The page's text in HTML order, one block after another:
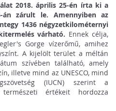
2018. április 25-én írta ki a
án zárult le. Amennyiben az
1436 négyzetkilométernyi
várható. Ennek célja,
Gorge vízerőmű, amihez
A kijelölt terület a méltán
szívében található, amely
illetve mind az UNESCO, mind
(IUCN) szerint a
értékeit hordozza